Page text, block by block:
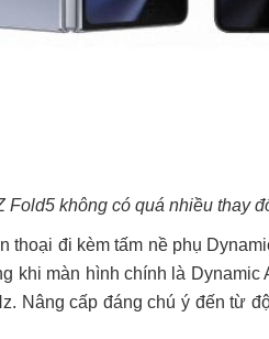
Fold5 không có quá nhiều thay
đi kèm tấm nề phụ
khi màn hình chính là
Nâng cấp đáng chú ý đến từ